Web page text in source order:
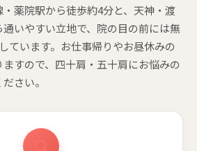
薬院駅から徒歩約4分と、天神・渡
いやすい立地で、院の目の前には無
ています。お仕事帰りやお昼休みの
すので、四十肩・五十肩にお悩みの
さい。